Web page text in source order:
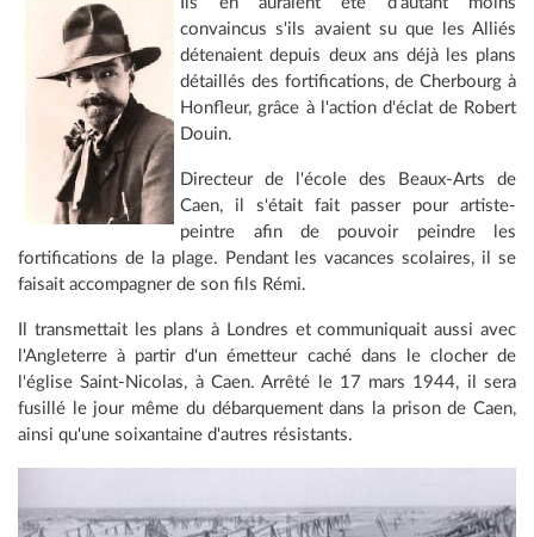
convaincus s'ils avaient su que les Alliés
détenaient depuis deux ans déjà les plans
détaillés des fortifications, de Cherbourg à
Honfleur, grâce à l'action d'éclat de Robert
Douin.
Directeur de l'école des Beaux-Arts de
Caen, il s'était fait passer pour artiste-
peintre afin de pouvoir peindre les
fortifications de la plage. Pendant les vacances scolaires, il se
faisait accompagner de son fils Rémi.
Il transmettait les plans à Londres et communiquait aussi avec
l'Angleterre à partir d'un émetteur caché dans le clocher de
l'église Saint-Nicolas, à Caen. Arrêté le 17 mars 1944, il sera
fusillé le jour même du débarquement dans la prison de Caen,
ainsi qu'une soixantaine d'autres résistants.